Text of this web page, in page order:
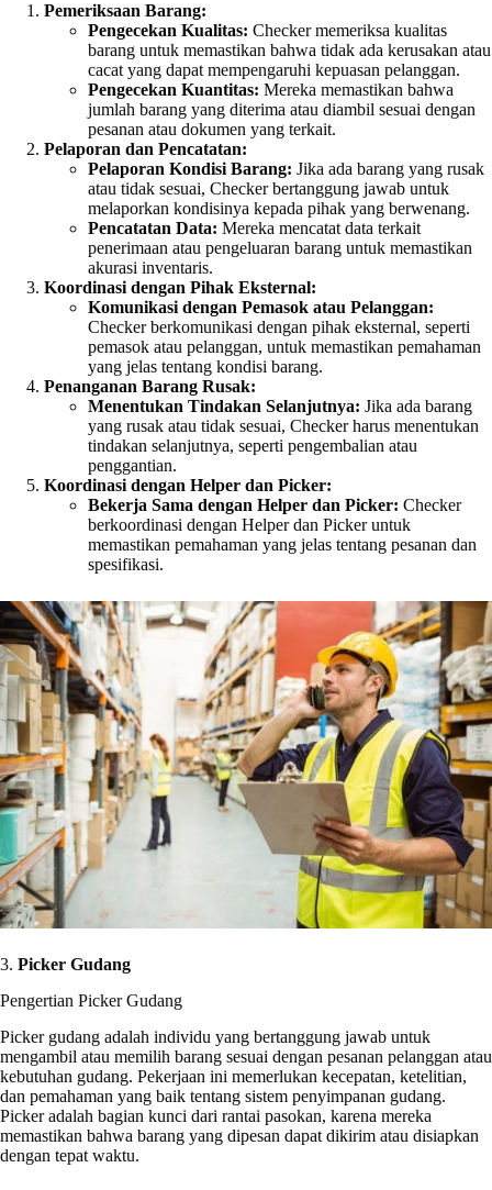
Pemeriksaan Barang:
Pengecekan Kualitas: Checker memeriksa kualitas
barang untuk memastikan bahwa tidak ada kerusakan atau
cacat yang dapat mempengaruhi kepuasan pelanggan.
Pengecekan Kuantitas: Mereka memastikan bahwa
jumlah barang yang diterima atau diambil sesuai dengan
pesanan atau dokumen yang terkait.
Pelaporan dan Pencatatan:
Pelaporan Kondisi Barang: Jika ada barang yang rusak
atau tidak sesuai, Checker bertanggung jawab untuk
melaporkan kondisinya kepada pihak yang berwenang.
Pencatatan Data: Mereka mencatat data terkait
penerimaan atau pengeluaran barang untuk memastikan
akurasi inventaris.
Koordinasi dengan Pihak Eksternal:
Komunikasi dengan Pemasok atau Pelanggan:
Checker berkomunikasi dengan pihak eksternal, seperti
pemasok atau pelanggan, untuk memastikan pemahaman
yang jelas tentang kondisi barang.
Penanganan Barang Rusak:
Menentukan Tindakan Selanjutnya: Jika ada barang
yang rusak atau tidak sesuai, Checker harus menentukan
tindakan selanjutnya, seperti pengembalian atau
penggantian.
Koordinasi dengan Helper dan Picker:
Bekerja Sama dengan Helper dan Picker: Checker
berkoordinasi dengan Helper dan Picker untuk
memastikan pemahaman yang jelas tentang pesanan dan
spesifikasi.
3. Picker Gudang
Pengertian Picker Gudang
Picker gudang adalah individu yang bertanggung jawab untuk
mengambil atau memilih barang sesuai dengan pesanan pelanggan atau
kebutuhan gudang. Pekerjaan ini memerlukan kecepatan, ketelitian,
dan pemahaman yang baik tentang sistem penyimpanan gudang.
Picker adalah bagian kunci dari rantai pasokan, karena mereka
memastikan bahwa barang yang dipesan dapat dikirim atau disiapkan
dengan tepat waktu.